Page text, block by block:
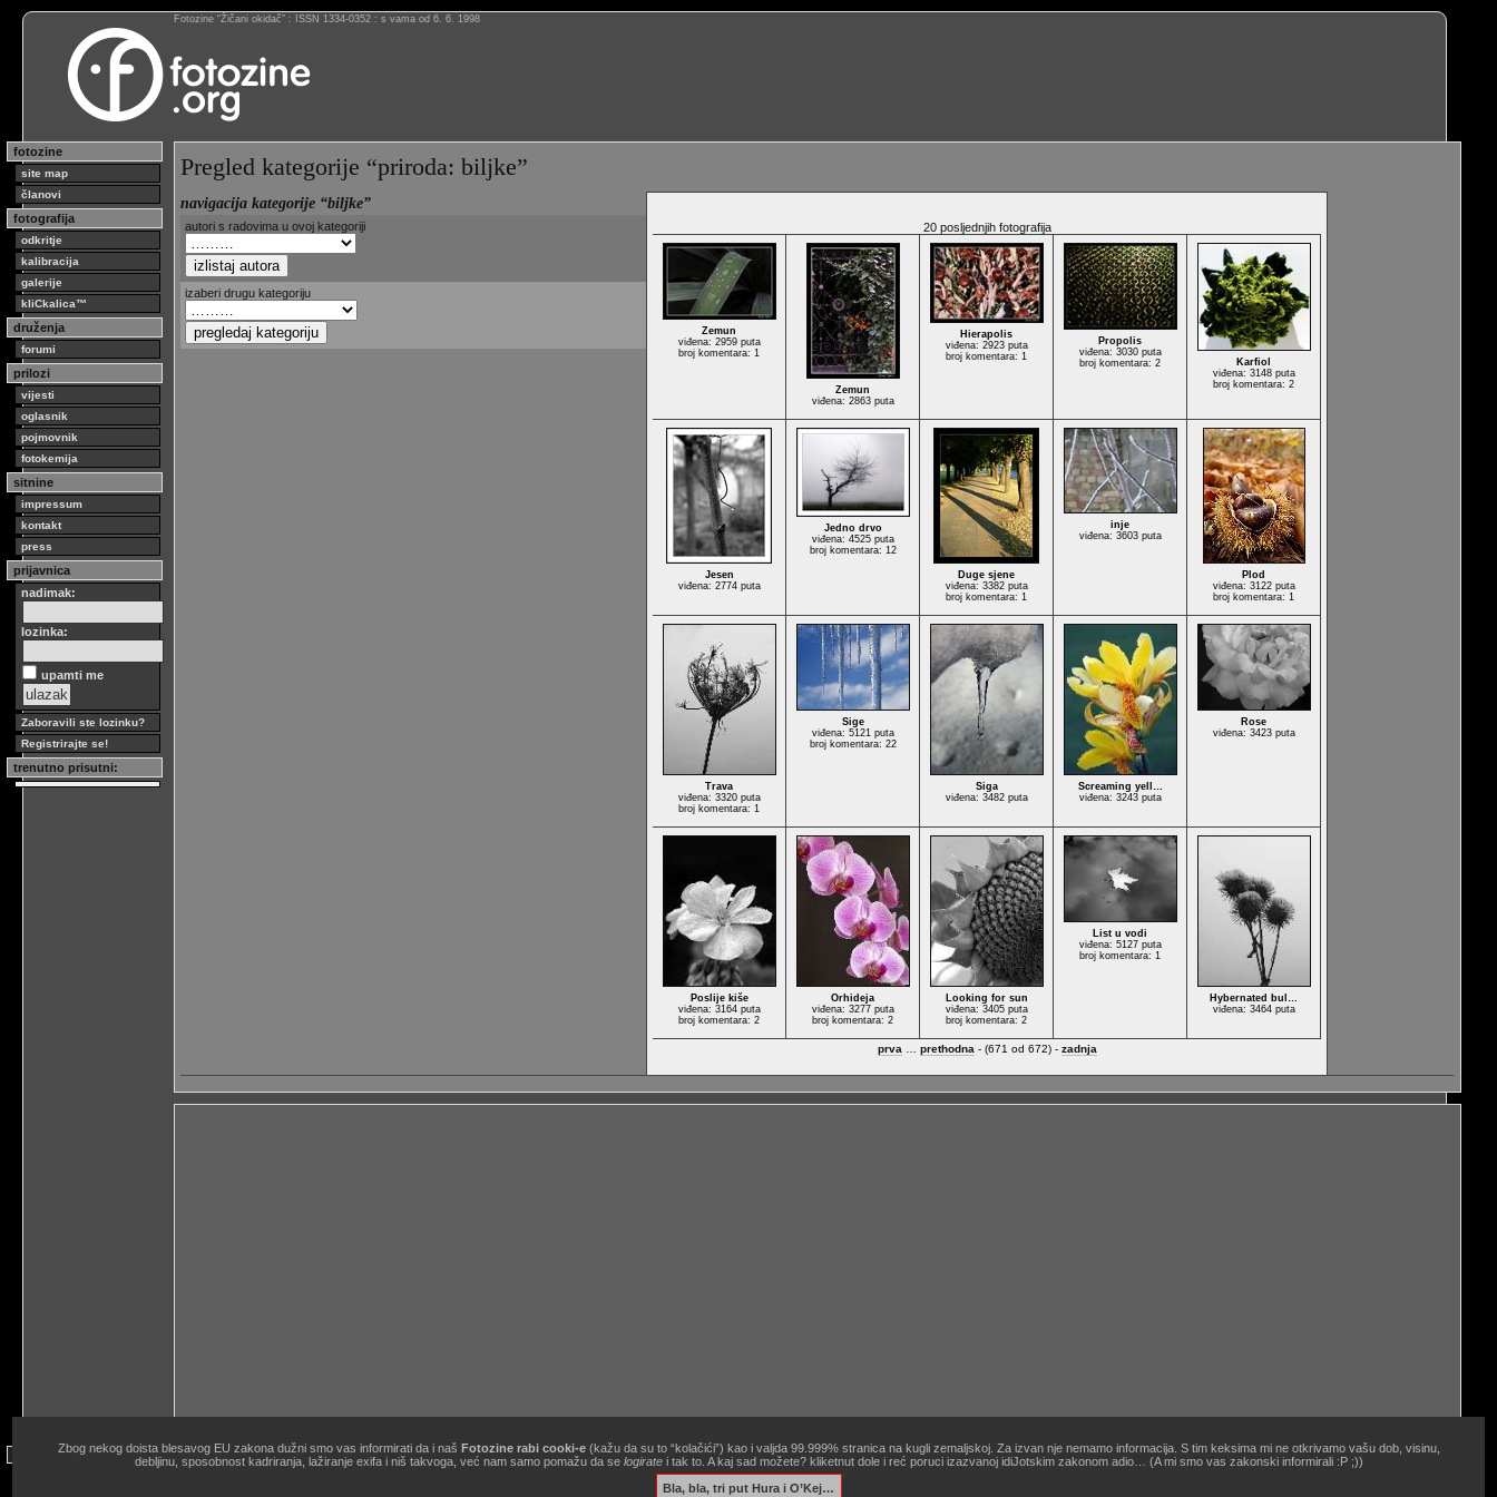
Fotozine “Žičani okidač” : ISSN 1334-0352 : s vama od 6. 6. 1998
fotozine
site map
članovi
fotografija
odkritje
kalibracija
galerije
kliCkalica™
druženja
forumi
prilozi
vijesti
oglasnik
pojmovnik
fotokemija
sitnine
impressum
kontakt
press
prijavnica
nadimak:
lozinka:
upamti me
Zaboravili ste lozinku?
Registrirajte se!
trenutno prisutni:
Pregled kategorije “priroda: biljke”
navigacija kategorije “biljke”
autori s radovima u ovoj kategoriji
izaberi drugu kategoriju
20 posljednjih fotografija
Zemun
viđena: 2959 puta
broj komentara: 1
Zemun
viđena: 2863 puta
Hierapolis
viđena: 2923 puta
broj komentara: 1
Propolis
viđena: 3030 puta
broj komentara: 2
Karfiol
viđena: 3148 puta
broj komentara: 2
Jesen
viđena: 2774 puta
Jedno drvo
viđena: 4525 puta
broj komentara: 12
Duge sjene
viđena: 3382 puta
broj komentara: 1
inje
viđena: 3603 puta
Plod
viđena: 3122 puta
broj komentara: 1
Trava
viđena: 3320 puta
broj komentara: 1
Sige
viđena: 5121 puta
broj komentara: 22
Siga
viđena: 3482 puta
Screaming yell…
viđena: 3243 puta
Rose
viđena: 3423 puta
Poslije kiše
viđena: 3164 puta
broj komentara: 2
Orhideja
viđena: 3277 puta
broj komentara: 2
Looking for sun
viđena: 3405 puta
broj komentara: 2
List u vodi
viđena: 5127 puta
broj komentara: 1
Hybernated bul…
viđena: 3464 puta
prva prethodna - (671 od 672) - zadnja
site copyright © 1998.-2026. Janko Belaj / Fotozine "Žičani okidač" [site powered byZine V3 alpha 9.1 ] .:korisnički ugovor / terms of use:. …&obavezno štivo!
Zbog nekog doista blesavog EU zakona dužni smo vas informirati da i naš Fotozine rabi cooki-e(kažu da su to “kolačići”) kao i valjda 99.999% stranica na kugli zemaljskoj. Za izvan nje nemamo informacija. S tim keksima mi ne otkrivamo vašu dob, visinu,
debljinu, sposobnost kadriranja, lažiranje exifa i niš takvoga, već nam samo pomažu da se logiratei tak to. A kaj sad možete? kliketnut dole i reć poruci izazvanoj idiJotskim zakonom adio… (A mi smo vas zakonski informirali :P ;))
Bla, bla, tri put Hura i O’Kej…